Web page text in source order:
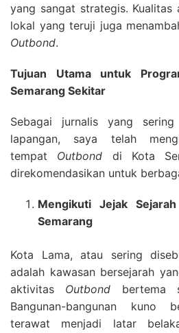
yang sangat strategis. Kualitas
lokal yang teruji juga
Outbond.
Tujuan Utama untuk
Semarang Sekitar
Sebagai jurnalis yang
lapangan, saya telah
tempat Outbond di Kota
direkomendasikan untuk
Mengikuti Jejak
Semarang
Kota Lama, atau sering
adalah kawasan bersejarah
aktivitas Outbond bertema
Bangunan-bangunan kuno
terawat menjadi latar